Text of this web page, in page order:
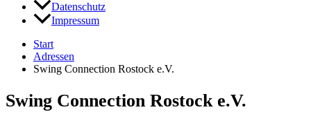
Datenschutz
Impressum
Start
Adressen
Swing Connection Rostock e.V.
Swing Connection Rostock e.V.